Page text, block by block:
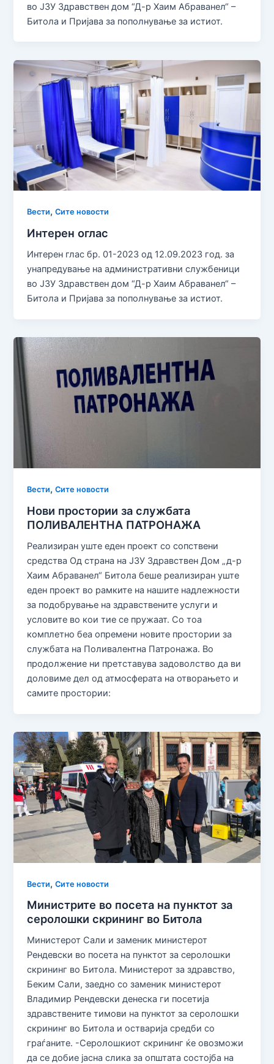
во ЈЗУ Здравствен дом “Д-р Хаим Абраванел“ –
Битола и Пријава за пополнување за истиот.
Вести,Сите новости
Интерен оглас
Интерен глас бр. 01-2023 од 12.09.2023 год. за
унапредување на административни службеници
во ЈЗУ Здравствен дом “Д-р Хаим Абраванел“ –
Битола и Пријава за пополнување за истиот.
Вести,Сите новости
Нови простории за службата
ПОЛИВАЛЕНТНА ПАТРОНАЖА
Реализиран уште еден проект со сопствени
средства Од страна на ЈЗУ Здравствен Дом „д-р
Хаим Абраванел“ Битола беше реализиран уште
еден проект во рамките на нашите надлежности
за подобрување на здравствените услуги и
условите во кои тие се пружаат. Со тоа
комплетно беа опремени новите простории за
службата на Поливалентна Патронажа. Во
продолжение ни претставува задоволство да ви
доловиме дел од атмосферата на отворањето и
самите простории:
Вести,Сите новости
Министрите во посета на пунктот за
серолошки скрининг во Битола
Министерот Сали и заменик министерот
Рендевски во посета на пунктот за серолошки
скрининг во Битола. Министерот за здравство,
Беким Сали, заедно со заменик министерот
Владимир Рендевски денеска ги посетија
здравствените тимови на пунктот за серолошки
скрининг во Битола и остварија средби со
граѓаните. -Серолошкиот скрининг ќе овозможи
да се добие јасна слика за општата состојба на